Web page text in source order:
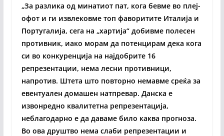
„За разлика од минатиот пат, кога бевме во плеј-
офот и ги извлековме топ фаворитите Италија и
Португалија, сега на „хартија“ добивме полесен
противник, иако морам да потенцирам дека кога
си во конкуренција на најдобрите 16
репрезентации, нема лесни противници,
напротив. Штета што повторно немавме среќа за
евентуален домашен натпревар. Данска е
извонредно квалитетна репрезентација,
неблагодарно е да даваме било каква прогноза.
Во ова друштво нема слаби репрезентации и